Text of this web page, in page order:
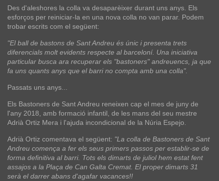
Des d'aleshores la colla va desaparèixer durant uns anys. Els
esforços per reiniciar-la en una nova colla no van parar. Podem
trobar escrits com el següent:
"El ball de bastons de Sant Andreu és únic i presenta trets
diferencials molt evidents respecte al barceloní. Una iniciativa
particular busca ara recuperar els "bastoners" andreuencs, ja que
fa uns quants anys que el barri no compta amb una colla".
Passats uns anys...
Els Bastoners de Sant Andreu reneixen cap el mes de juny de
l'any 2018, amb formació infantil, de les mans del seu mestre
Adrià Ortiz Mera i l'ajuda incondicional de la Núria Espejo.
Adrià Ortiz comentava el següent: "La colla de Bastoners de Sant
Andreu comença a fer els seus primers passos per establir-se de
forma definitiva al barri. Tots els dimarts de juliol hem estat fent
assajos a la Plaça de Can Galta Cremat. El proper dimarts 31
serà el darrer abans d'agafar vacances!!